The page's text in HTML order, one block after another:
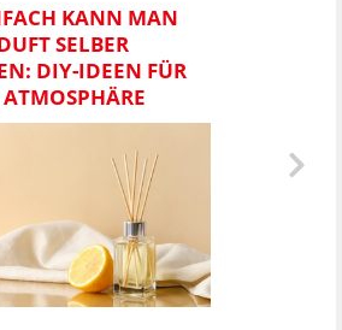
KANN MAN
SELBER
DIY-IDEEN FÜR